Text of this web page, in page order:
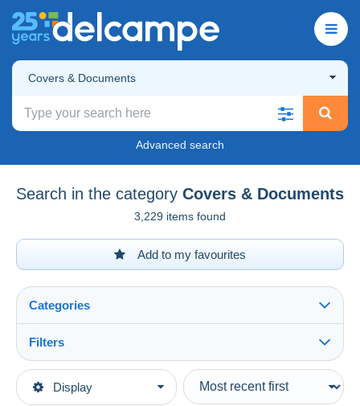
Covers & Documents
Advanced search
Search in the category Covers & Documents
3,229 items found
Add to my favourites
Display
Categories
Main categories
Filters
Type of sale